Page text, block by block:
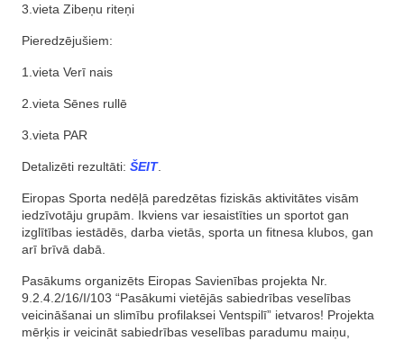
3.vieta Zibeņu riteņi
Pieredzējušiem:
1.vieta Verī nais
2.vieta Sēnes rullē
3.vieta PAR
Detalizēti rezultāti: ŠEIT.
Eiropas Sporta nedēļā paredzētas fiziskās aktivitātes visām
iedzīvotāju grupām. Ikviens var iesaistīties un sportot gan
izglītības iestādēs, darba vietās, sporta un fitnesa klubos, gan
arī brīvā dabā.
Pasākums organizēts Eiropas Savienības projekta Nr.
9.2.4.2/16/I/103 “Pasākumi vietējās sabiedrības veselības
veicināšanai un slimību profilaksei Ventspilī” ietvaros! Projekta
mērķis ir veicināt sabiedrības veselības paradumu maiņu,